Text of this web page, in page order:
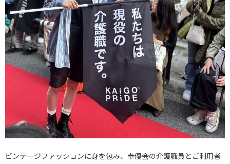
ビンテージファッションに身を包み、奉優会の介護職員とご利用者